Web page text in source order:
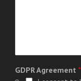
GDPR Agreement *